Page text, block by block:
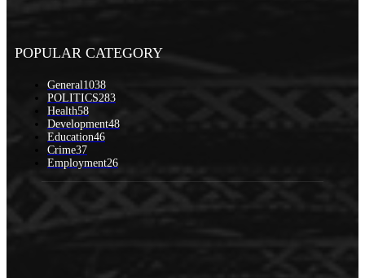
POPULAR CATEGORY
General1038
POLITICS283
Health58
Development48
Education46
Crime37
Employment26